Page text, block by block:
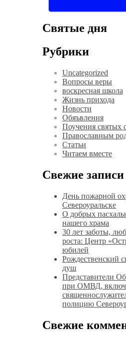
Святые дня
Рубрики
Uncategorized
Вопросы веры
воскресная школа
Жизнь прихода
Новости
Обяъвления
Поучения святых
Православным
Статьи
Читаем вместе
Свежие записи
День пожарной
Североуральске
О добрых
нашего храма
30 лет заботы,
роста: Центр
юбилей
Рождественский
душ
Представители
при ОМВД,
полицию
Свежие